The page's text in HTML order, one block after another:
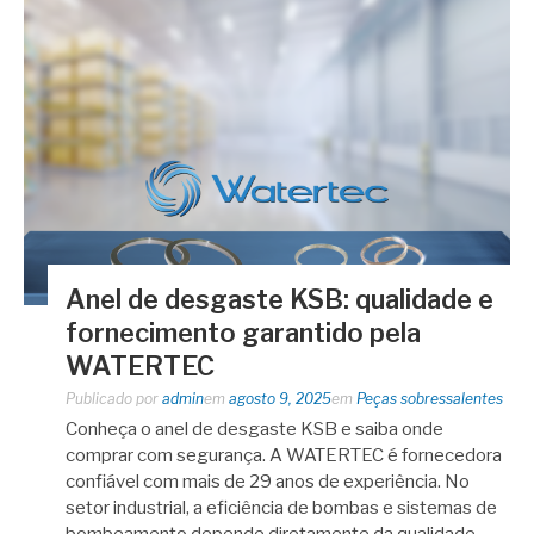
Anel de desgaste KSB: qualidade e
fornecimento garantido pela
WATERTEC
Publicado por adminem agosto 9, 2025em Peças sobressalentes
Conheça o anel de desgaste KSB e saiba onde
comprar com segurança. A WATERTEC é fornecedora
confiável com mais de 29 anos de experiência. No
setor industrial, a eficiência de bombas e sistemas de